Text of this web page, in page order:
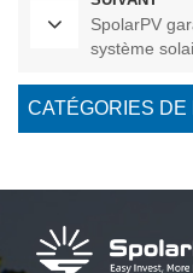
SpolarPV
système
CATÉGORIES DE